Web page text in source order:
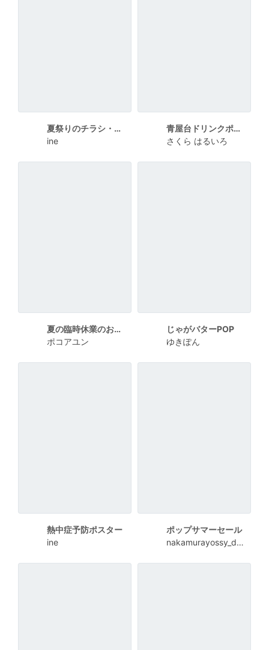
夏祭りのチラシ・ポスター
ine
青屋台ドリンクポスターA4
さくら はるいろ
夏の臨時休業のお知らせ
ポコアユン
じゃがバターPOP
ゆきぽん
熱中症予防ポスター
ine
ポップサマーセール
nakamurayossy_design